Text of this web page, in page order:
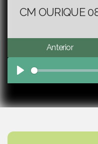
CM OURIQUE
Anterior
Play